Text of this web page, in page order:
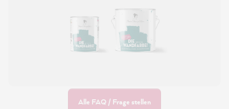
Alle FAQ / Frage stellen